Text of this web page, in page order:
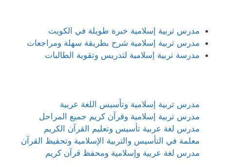
مدرس تربية إسلامية خبرة طويلة في الكويت
مدرس تربية إسلامية شرح بطريقة سهلة ومراجعات
مدرسة تربية إسلامية لتدريس وتقوية الطالبات
مدرس تربية إسلامية وتأسيس اللغة عربية
مدرس تربية إسلامية وقرآن كريم جميع المراحل
مدرس لغة عربية تأسيس وتعليم القرآن الكريم
معلمة في التأسيس والتربية الإسلامية وتحفيظ القرآن
مدرس لغة عربية وإسلامية ومحفظ قرآن كريم